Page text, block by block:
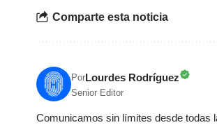
Comparte esta noticia
PorLourdes Rodríguez
Senior Editor
Comunicamos sin límites desde todas